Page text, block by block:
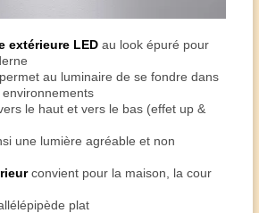
extérieure LED au look épuré pour
au luminaire de se fondre dans
le haut et vers le bas (effet up &
une lumière agréable et non
convient pour la maison, la cour
plat